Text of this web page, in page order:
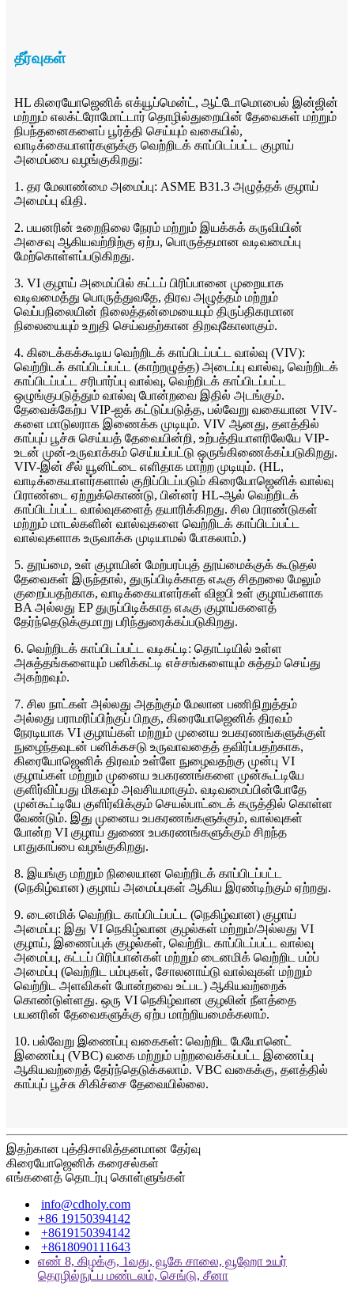
தீர்வுகள்
HL கிரையோஜெனிக் எக்யூப்மென்ட், ஆட்டோமொபைல் இன்ஜின்
மற்றும் எலக்ட்ரோமோட்டார் தொழில்துறையின் தேவைகள் மற்றும்
நிபந்தனைகளைப் பூர்த்தி செய்யும் வகையில்,
வாடிக்கையாளர்களுக்கு வெற்றிடக் காப்பிடப்பட்ட குழாய்
அமைப்பை வழங்குகிறது:
1. தர மேலாண்மை அமைப்பு: ASME B31.3 அழுத்தக் குழாய்
அமைப்பு விதி.
2. பயனரின் உறைநிலை நேரம் மற்றும் இயக்கக் கருவியின்
அசைவு ஆகியவற்றிற்கு ஏற்ப, பொருத்தமான வடிவமைப்பு
மேற்கொள்ளப்படுகிறது.
3. VI குழாய் அமைப்பில் கட்டப் பிரிப்பானை முறையாக
வடிவமைத்து பொருத்துவதே, திரவ அழுத்தம் மற்றும்
வெப்பநிலையின் நிலைத்தன்மையையும் திருப்திகரமான
நிலையையும் உறுதி செய்வதற்கான திறவுகோலாகும்.
4. கிடைக்கக்கூடிய வெற்றிடக் காப்பிடப்பட்ட வால்வு (VIV):
வெற்றிடக் காப்பிடப்பட்ட (காற்றழுத்த) அடைப்பு வால்வு, வெற்றிடக்
காப்பிடப்பட்ட சரிபார்ப்பு வால்வு, வெற்றிடக் காப்பிடப்பட்ட
ஒழுங்குபடுத்தும் வால்வு போன்றவை இதில் அடங்கும்.
தேவைக்கேற்ப VIP-ஐக் கட்டுப்படுத்த, பல்வேறு வகையான VIV-
களை மாடுலராக இணைக்க முடியும். VIV ஆனது, தளத்தில்
காப்புப் பூச்சு செய்யத் தேவையின்றி, உற்பத்தியாளரிலேயே VIP-
உடன் முன்-உருவாக்கம் செய்யப்பட்டு ஒருங்கிணைக்கப்படுகிறது.
VIV-இன் சீல் யூனிட்டை எளிதாக மாற்ற முடியும். (HL,
வாடிக்கையாளர்களால் குறிப்பிடப்படும் கிரையோஜெனிக் வால்வு
பிராண்டை ஏற்றுக்கொண்டு, பின்னர் HL-ஆல் வெற்றிடக்
காப்பிடப்பட்ட வால்வுகளைத் தயாரிக்கிறது. சில பிராண்டுகள்
மற்றும் மாடல்களின் வால்வுகளை வெற்றிடக் காப்பிடப்பட்ட
வால்வுகளாக உருவாக்க முடியாமல் போகலாம்.)
5. தூய்மை, உள் குழாயின் மேற்பரப்புத் தூய்மைக்குக் கூடுதல்
தேவைகள் இருந்தால், துருப்பிடிக்காத எஃகு சிதறலை மேலும்
குறைப்பதற்காக, வாடிக்கையாளர்கள் விஐபி உள் குழாய்களாக
BA அல்லது EP துருப்பிடிக்காத எஃகு குழாய்களைத்
தேர்ந்தெடுக்குமாறு பரிந்துரைக்கப்படுகிறது.
6. வெற்றிடக் காப்பிடப்பட்ட வடிகட்டி: தொட்டியில் உள்ள
அசுத்தங்களையும் பனிக்கட்டி எச்சங்களையும் சுத்தம் செய்து
அகற்றவும்.
7. சில நாட்கள் அல்லது அதற்கும் மேலான பணிநிறுத்தம்
அல்லது பராமரிப்பிற்குப் பிறகு, கிரையோஜெனிக் திரவம்
நேரடியாக VI குழாய்கள் மற்றும் முனைய உபகரணங்களுக்குள்
நுழைந்தவுடன் பனிக்கசடு உருவாவதைத் தவிர்ப்பதற்காக,
கிரையோஜெனிக் திரவம் உள்ளே நுழைவதற்கு முன்பு VI
குழாய்கள் மற்றும் முனைய உபகரணங்களை முன்கூட்டியே
குளிர்விப்பது மிகவும் அவசியமாகும். வடிவமைப்பின்போதே
முன்கூட்டியே குளிர்விக்கும் செயல்பாட்டைக் கருத்தில் கொள்ள
வேண்டும். இது முனைய உபகரணங்களுக்கும், வால்வுகள்
போன்ற VI குழாய் துணை உபகரணங்களுக்கும் சிறந்த
பாதுகாப்பை வழங்குகிறது.
8. இயங்கு மற்றும் நிலையான வெற்றிடக் காப்பிடப்பட்ட
(நெகிழ்வான) குழாய் அமைப்புகள் ஆகிய இரண்டிற்கும் ஏற்றது.
9. டைனமிக் வெற்றிட காப்பிடப்பட்ட (நெகிழ்வான) குழாய்
அமைப்பு: இது VI நெகிழ்வான குழல்கள் மற்றும்/அல்லது VI
குழாய், இணைப்புக் குழல்கள், வெற்றிட காப்பிடப்பட்ட வால்வு
அமைப்பு, கட்டப் பிரிப்பான்கள் மற்றும் டைனமிக் வெற்றிட பம்ப்
அமைப்பு (வெற்றிட பம்புகள், சோலனாய்டு வால்வுகள் மற்றும்
வெற்றிட அளவிகள் போன்றவை உட்பட) ஆகியவற்றைக்
கொண்டுள்ளது. ஒரு VI நெகிழ்வான குழலின் நீளத்தை
பயனரின் தேவைகளுக்கு ஏற்ப மாற்றியமைக்கலாம்.
10. பல்வேறு இணைப்பு வகைகள்: வெற்றிட பேயோனெட்
இணைப்பு (VBC) வகை மற்றும் பற்றவைக்கப்பட்ட இணைப்பு
ஆகியவற்றைத் தேர்ந்தெடுக்கலாம். VBC வகைக்கு, தளத்தில்
காப்புப் பூச்சு சிகிச்சை தேவையில்லை.
இதற்கான புத்திசாலித்தனமான தேர்வு
கிரையோஜெனிக் கரைசல்கள்
எங்களைத் தொடர்பு கொள்ளுங்கள்
info@cdholy.com
+86 19150394142
+8619150394142
+8618090111643
எண் 8, கிழக்கு, 1வது, வூகே சாலை, வூஹோ உயர்
தொழில்நுட்ப மண்டலம், செங்டு, சீனா